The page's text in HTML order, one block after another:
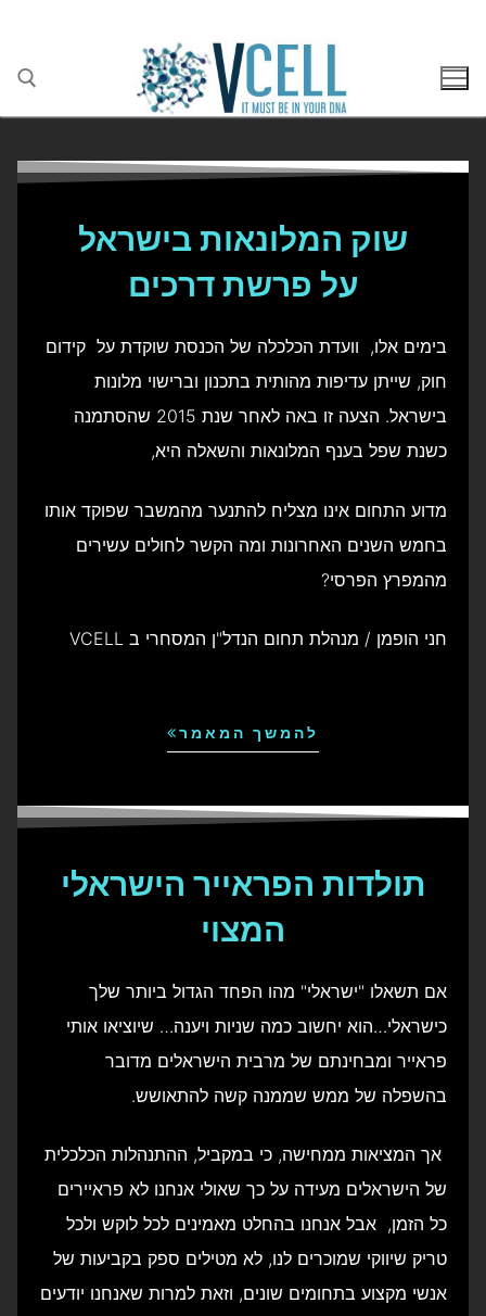
שוק המלונאות בישראל
על פרשת דרכים
בימים אלו, וועדת הכלכלה של הכנסת שוקדת על קידום
חוק, שייתן עדיפות מהותית בתכנון וברישוי מלונות
בישראל. הצעה זו באה לאחר שנת 2015 שהסתמנה
כשנת שפל בענף המלונאות והשאלה היא,
מדוע התחום אינו מצליח להתנער מהמשבר שפוקד אותו
בחמש השנים האחרונות ומה הקשר לחולים עשירים
מהמפרץ הפרסי?
חני הופמן / מנהלת תחום הנדל"ן המסחרי ב VCELL
להמשך המאמר
תולדות הפראייר הישראלי
המצוי
אם תשאלו "ישראלי" מהו הפחד הגדול ביותר שלך
כישראלי…הוא יחשוב כמה שניות ויענה… שיוציאו אותי
פראייר ומבחינתם של מרבית הישראלים מדובר
בהשפלה של ממש שממנה קשה להתאושש.
אך המציאות ממחישה, כי במקביל, ההתנהלות הכלכלית
של הישראלים מעידה על כך שאולי אנחנו לא פראיירים
כל הזמן, אבל אנחנו בהחלט מאמינים לכל לוקש ולכל
טריק שיווקי שמוכרים לנו, לא מטילים ספק בקביעות של
אנשי מקצוע בתחומים שונים, וזאת למרות שאנחנו יודעים